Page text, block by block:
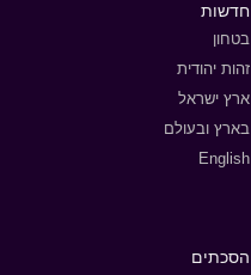
חדשות
בטחון
זהות יהודית
ארץ ישראל
בארץ ובעולם
English
הסכתים